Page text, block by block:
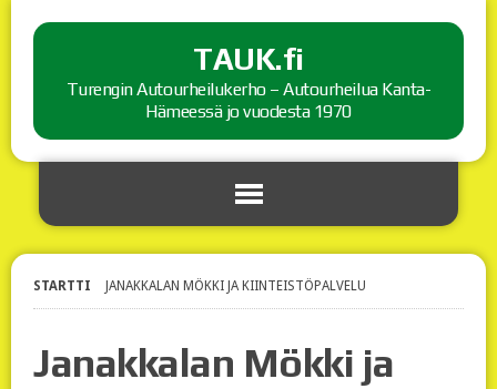
TAUK.fi
Turengin Autourheilukerho – Autourheilua Kanta-
Hämeessä jo vuodesta 1970
STARTTI JANAKKALAN MÖKKI JA KIINTEISTÖPALVELU
Janakkalan Mökki ja